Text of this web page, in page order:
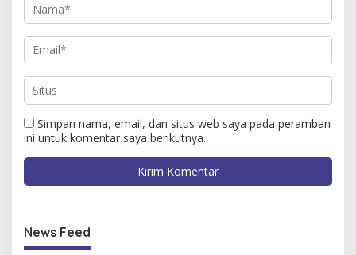
Simpan nama, email, dan situs web saya pada peramban
ini untuk komentar saya berikutnya.
News Feed